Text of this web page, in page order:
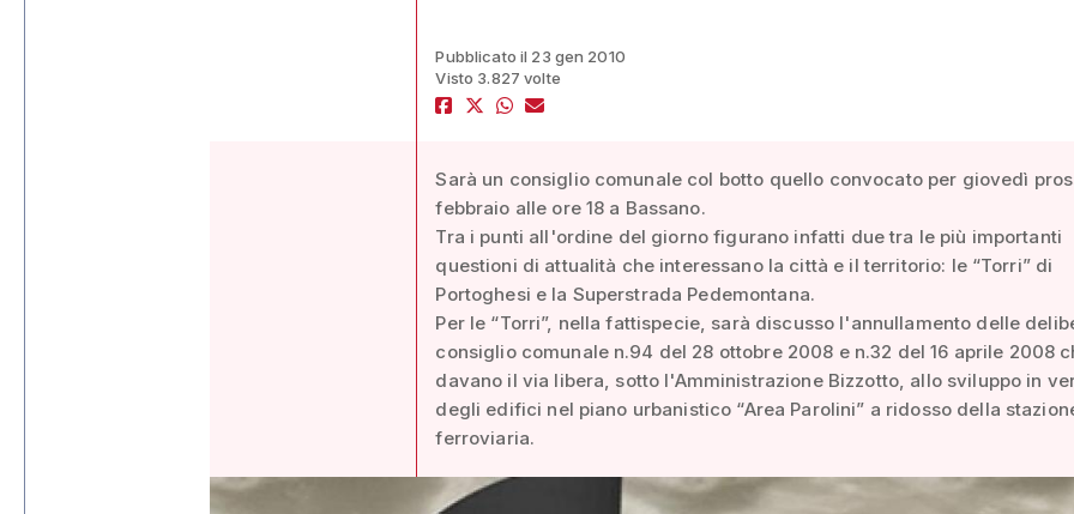
Pubblicato il 23 gen 2010
Visto 3.827 volte
Sarà un consiglio comunale col botto quello convocato per giovedì
febbraio alle ore 18 a Bassano.
Tra i punti all'ordine del giorno figurano infatti due tra le più importanti
questioni di attualità che interessano la città e il territorio: le “Torri” di
Portoghesi e la Superstrada Pedemontana.
Per le “Torri”, nella fattispecie, sarà discusso l'annullamento delle
consiglio comunale n.94 del 28 ottobre 2008 e n.32 del 16 aprile 2008
davano il via libera, sotto l'Amministrazione Bizzotto, allo sviluppo in
degli edifici nel piano urbanistico “Area Parolini” a ridosso della
ferroviaria.